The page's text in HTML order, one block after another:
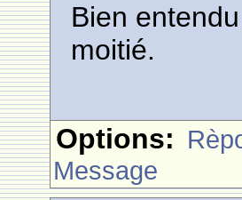
Bien
moitié.
Options:
Message